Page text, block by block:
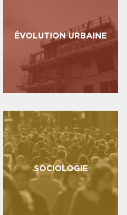
ÉVOLUTION URBAINE
SOCIOLOGIE